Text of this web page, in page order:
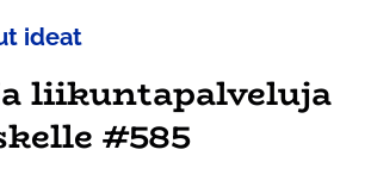
ideat
liikuntapalveluja
#585